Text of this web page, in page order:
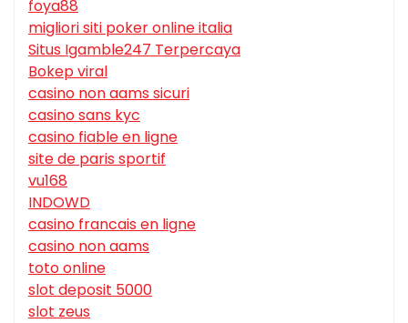
foya88
migliori siti poker online italia
Situs Igamble247 Terpercaya
Bokep viral
casino non aams sicuri
casino sans kyc
casino fiable en ligne
site de paris sportif
vu168
INDOWD
casino francais en ligne
casino non aams
toto online
slot deposit 5000
slot zeus